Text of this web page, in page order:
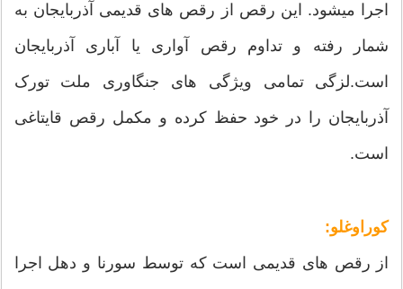
اجرا میشود. این رقص از رقص های قدیمی آذربایجان به
شمار رفته و تداوم رقص آواری یا آباری آذربایجان
است.لزگی تمامی ویژگی های جنگاوری ملت تورک
آذربایجان را در خود حفظ کرده و مکمل رقص قایتاغی
است.
کوراوغلو:
از رقص های قدیمی است که توسط سورنا و دهل اجرا